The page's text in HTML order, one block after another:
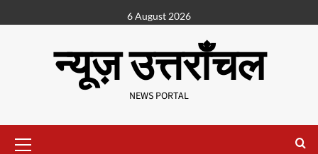
6 August 2026
न्यूज़ उत्तराँचल
NEWS PORTAL